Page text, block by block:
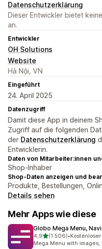
Datenschutzerklärung
Dieser Entwickler bietet
an.
Entwickler
OH Solutions
Website
Hà Nội, VN
Eingeführt
24. April 2025
Datenzugriff
Damit diese App in deinem
Zugriff auf die folgenden
der Datenschutzerklärung
Entwicklerin.
Daten von Mitarbeiter:innen
Shop-Inhaber
Shop-Daten anzeigen und
Produkte, Bestellungen,
Details sehen
Mehr Apps wie diese
Globo Mega Menu,
4,9von 5 Sternen
(1.506)
1506 Rezensionen
•
Mega Menu with images,